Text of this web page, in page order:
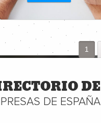
1
DE
DE ESPAÑA